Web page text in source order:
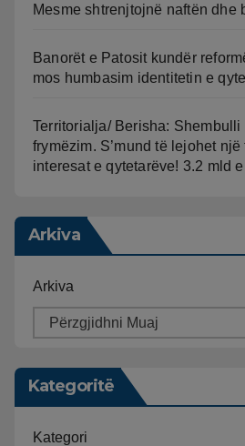
Mesme shtrenjtojnë naftën dhe
Banorët e Patosit kundër
mos humbasim identitetin e
Territorialja/ Berisha: Shembulli
frymëzim. S’mund të lejohet
interesat e qytetarëve! 3.2 mld
Arkiva
Arkiva
Kategoritë
Kategori